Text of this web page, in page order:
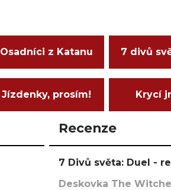
Osadníci z Katanu 7 divů
Jízdenky, prosím! Krycí
Recenze
7 Divů světa: Duel -
Deskovka The